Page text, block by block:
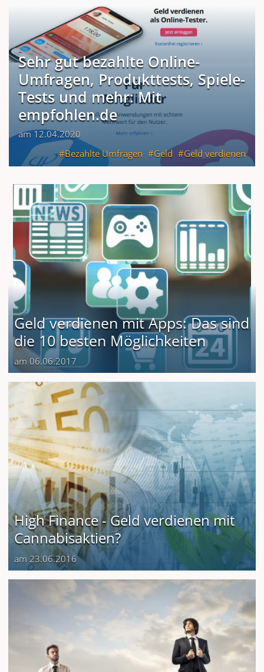
Sehr gut bezahlte Online-
Umfragen, Produkttests, Spiele-
Tests und mehr: Mit
empfohlen.de
am 12.04.2020
Bezahlte Umfragen
Geld Geld verdienen
Geld verdienen mit Apps: Das sind
die 10 besten Möglichkeiten
am 06.06.2017
High Finance - Geld verdienen mit
Cannabisaktien?
am 23.06.2016